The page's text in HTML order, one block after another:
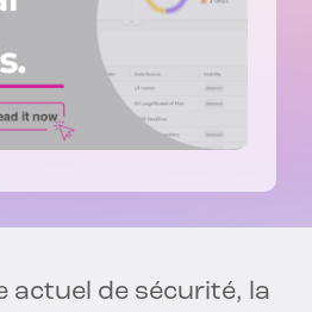
actuel de sécurité, la